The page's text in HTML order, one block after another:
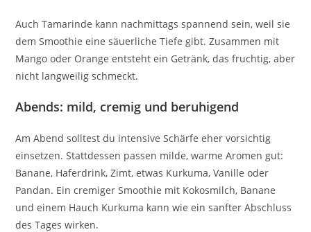
Auch Tamarinde kann nachmittags spannend sein, weil sie
dem Smoothie eine säuerliche Tiefe gibt. Zusammen mit
Mango oder Orange entsteht ein Getränk, das fruchtig, aber
nicht langweilig schmeckt.
Abends: mild, cremig und beruhigend
Am Abend solltest du intensive Schärfe eher vorsichtig
einsetzen. Stattdessen passen milde, warme Aromen gut:
Banane, Haferdrink, Zimt, etwas Kurkuma, Vanille oder
Pandan. Ein cremiger Smoothie mit Kokosmilch, Banane
und einem Hauch Kurkuma kann wie ein sanfter Abschluss
des Tages wirken.